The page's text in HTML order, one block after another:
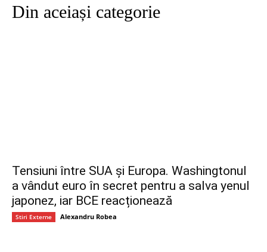
Din aceiași categorie
Tensiuni între SUA și Europa. Washingtonul
a vândut euro în secret pentru a salva yenul
japonez, iar BCE reacționează
Stiri Externe Alexandru Robea